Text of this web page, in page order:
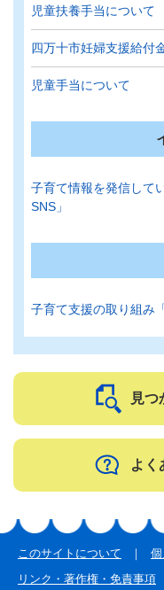
児童扶養手当について
四万十市妊婦支援給付
児童手当について
子育て情報を発信して
SNS」
子育て支援の取り組み
見つ
よく
このサイトについて
リンク・著作権・免責事項